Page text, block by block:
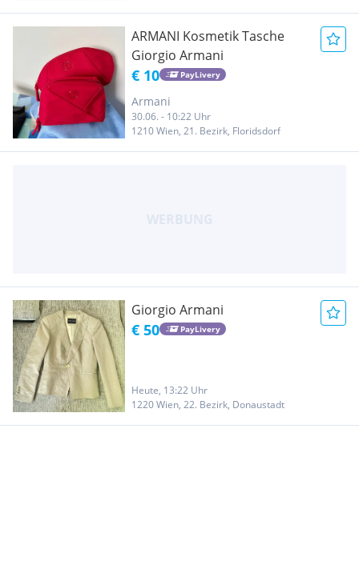
ARMANI Kosmetik Tasche
Giorgio Armani
€ 10 PayLivery
Armani
30.06. - 10:22 Uhr
1210 Wien, 21. Bezirk, Floridsdorf
Giorgio Armani
€ 50 PayLivery
Heute, 13:22 Uhr
1220 Wien, 22. Bezirk, Donaustadt